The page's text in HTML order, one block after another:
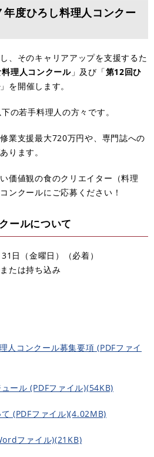
年度ひろし料理人コンクー
、そのキャリアアップを支援するた
理人コンクール」及び「第12回ひ
」を開催します。
の若手料理人の方々です。
業支援最大720万円や、専門誌への
ります。
価値観の食のクリエイター（料理
ンクールにご応募ください！
ールについて
日（金曜日）（必着）
たは持ち込み
人コンクール募集要項 (PDFファイ
ール (PDFファイル)(54KB)
(PDFファイル)(4.02MB)
ファイル)(21KB)